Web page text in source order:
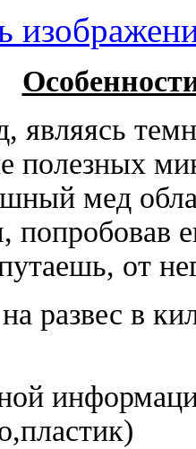
являясь
полезных
мед
попробовав
от
развес в